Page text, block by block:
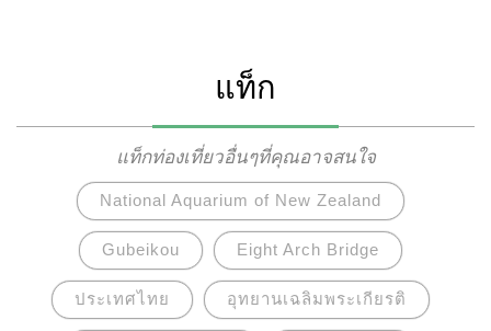
ฝรั่งเศสเคยกล่าวไว้ว่าที่นี่เป็นดั่งห้องรับรองที่สวย
ที่สุดในโลก นอกจากนี้ บริเวณจัตุรัสยังโดดเด่นด้วย
หอระฆังซานมาร์โค หรือ หอระฆังเซนต์มาร์ค (San
Marco Campanile / St. Mark’s Campanile) ความสูง
99 เมตรซึ่งนักท่องเที่ยวสามารถขึ้นไปชมทัศนียภาพ
อันน่าประทับใจของเมืองเวนิสและชายฝั่งทะเลได้
จากด้านบน ด้วยเหตุนี้ จัตุรัสเปียซซ่าซานมาร์โคและ
หอระฆังซานมาร์โค จึงได้รับนิยมจากนักท่องเที่ยว
แท็ก
แท็กท่องเที่ยวอื่นๆที่คุณอาจสนใจ
National Aquarium of New Zealand
Gubeikou Eight Arch Bridge
ประเทศไทย อุทยานเฉลิมพระเกียรติ